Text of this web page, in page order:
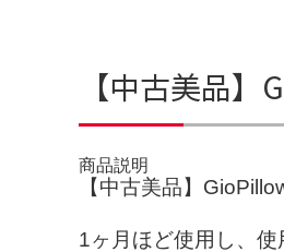
【中古美品
商品説明
【中古美品】
1ヶ月ほど使用し、使